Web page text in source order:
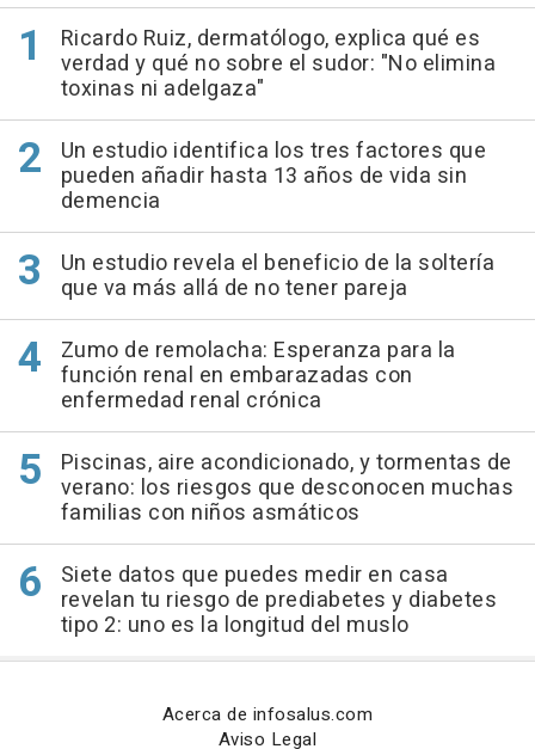
Ricardo Ruiz, dermatólogo, explica qué es
verdad y qué no sobre el sudor: "No elimina
toxinas ni adelgaza"
Un estudio identifica los tres factores que
pueden añadir hasta 13 años de vida sin
demencia
Un estudio revela el beneficio de la soltería
que va más allá de no tener pareja
Zumo de remolacha: Esperanza para la
función renal en embarazadas con
enfermedad renal crónica
Piscinas, aire acondicionado, y tormentas de
verano: los riesgos que desconocen muchas
familias con niños asmáticos
Siete datos que puedes medir en casa
revelan tu riesgo de prediabetes y diabetes
tipo 2: uno es la longitud del muslo
Acerca de infosalus.com
Aviso Legal